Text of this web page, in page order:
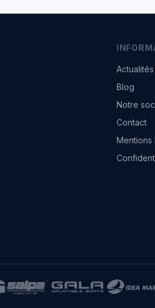
Actualités
Blog
Notre
Contact
Mentions